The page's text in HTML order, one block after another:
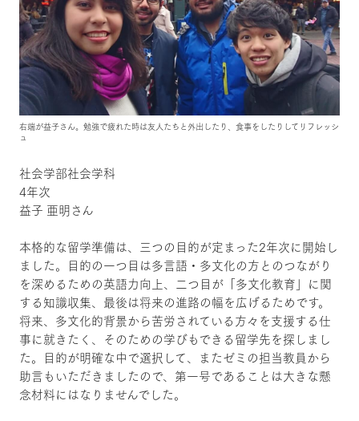
右端が益子さん。勉強で疲れた時は友人たちと外出したり、食事をしたりしてリフレッシ
ュ
社会学部社会学科
4年次
益子 亜明さん
本格的な留学準備は、三つの目的が定まった2年次に開始し
ました。目的の一つ目は多言語・多文化の方とのつながり
を深めるための英語力向上、二つ目が「多文化教育」に関
する知識収集、最後は将来の進路の幅を広げるためです。
将来、多文化的背景から苦労されている方々を支援する仕
事に就きたく、そのための学びもできる留学先を探しまし
た。目的が明確な中で選択して、またゼミの担当教員から
助言もいただきましたので、第一号であることは大きな懸
念材料にはなりませんでした。